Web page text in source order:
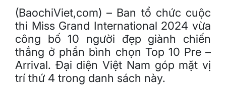
(BaochiViet,com) – Ban tổ chức cuộc
thi Miss Grand International 2024 vừa
công bố 10 người đẹp giành chiến
thắng ở phần bình chọn Top 10 Pre –
Arrival. Đại diện Việt Nam góp mặt vị
trí thứ 4 trong danh sách này.